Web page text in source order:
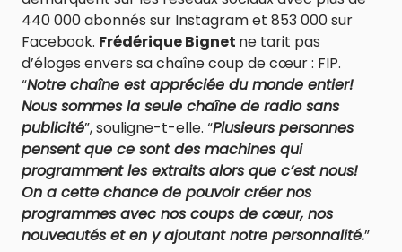
440 000 abonnés sur Instagram et 853 000 sur
Facebook. Frédérique Bignet ne tarit pas
d’éloges envers sa chaîne coup de cœur : FIP.
“Notre chaîne est appréciée du monde entier!
Nous sommes la seule chaîne de radio sans
publicité”, souligne-t-elle. “Plusieurs personnes
pensent que ce sont des machines qui
programment les extraits alors que c’est nous!
On a cette chance de pouvoir créer nos
programmes avec nos coups de cœur, nos
nouveautés et en y ajoutant notre personnalité.”